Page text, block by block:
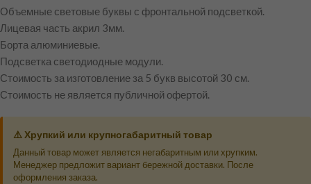
Объемные световые буквы с фронтальной подсветкой.
Лицевая часть акрил 3мм.
Борта алюминиевые.
Подсветка светодиодные модули.
Стоимость за изготовление за 5 букв высотой 30 см.
Стоимость не является публичной офертой.
⚠️ Хрупкий или крупногабаритный товар
Данный товар может является негабаритным или хрупким.
Менеджер предложит вариант бережной доставки. После
оформления заказа.